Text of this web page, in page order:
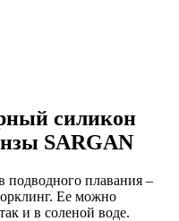
силикон
SARGAN
подводного плавания –
Ее можно
и в соленой воде.